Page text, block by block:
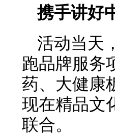
携手讲好
活动当天
跑品牌服务
药、大健康
现在精品文
联合。